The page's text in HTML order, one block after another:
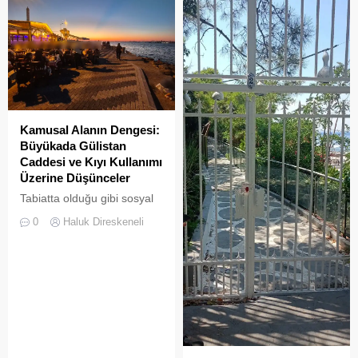
Kamusal Alanın Dengesi:
Büyükada Gülistan
Caddesi ve Kıyı Kullanımı
Üzerine Düşünceler
Tabiatta olduğu gibi sosyal
süre karşılıksız kalmaz;
0 Haluk Direskeneli